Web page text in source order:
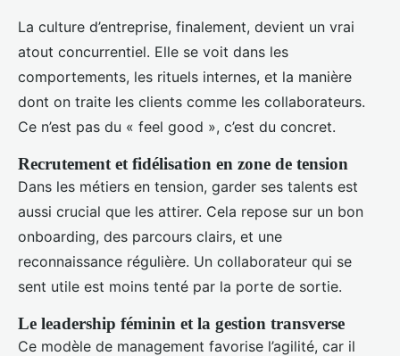
La culture d’entreprise, finalement, devient un vrai
atout concurrentiel. Elle se voit dans les
comportements, les rituels internes, et la manière
dont on traite les clients comme les collaborateurs.
Ce n’est pas du « feel good », c’est du concret.
Recrutement et fidélisation en zone de tension
Dans les métiers en tension, garder ses talents est
aussi crucial que les attirer. Cela repose sur un bon
onboarding, des parcours clairs, et une
reconnaissance régulière. Un collaborateur qui se
sent utile est moins tenté par la porte de sortie.
Le leadership féminin et la gestion transverse
Ce modèle de management favorise l’agilité, car il